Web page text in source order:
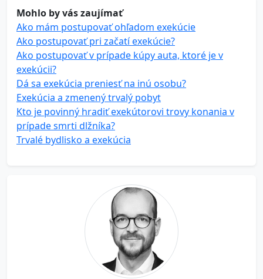
Mohlo by vás zaujímať
Ako mám postupovať ohľadom exekúcie
Ako postupovať pri začatí exekúcie?
Ako postupovať v prípade kúpy auta, ktoré je v
exekúcii?
Dá sa exekúcia preniesť na inú osobu?
Exekúcia a zmenený trvalý pobyt
Kto je povinný hradiť exekútorovi trovy konania v
prípade smrti dlžníka?
Trvalé bydlisko a exekúcia